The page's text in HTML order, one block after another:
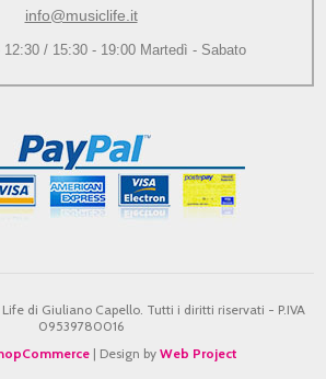
info@musiclife.it
12:30 / 15:30 - 19:00 Martedì - Sabato
di Giuliano Capello. Tutti i diritti riservati - P.IVA
09539780016
| Design by Web Project